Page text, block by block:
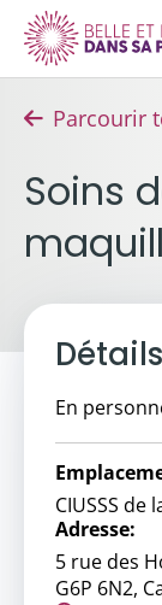
Parcourir
Soins
En
CIUSSS de
Adresse:
5 rue des
G6P 6N2,